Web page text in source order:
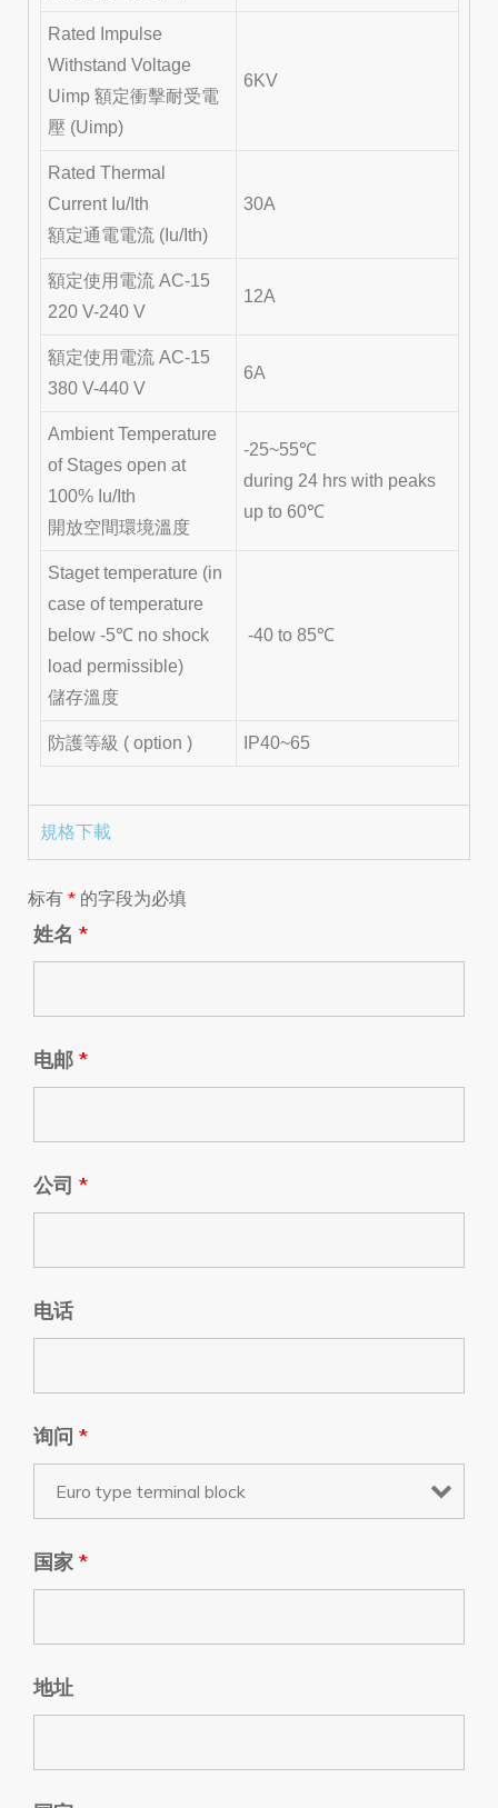
Rated Impulse
Withstand Voltage
Uimp 額定衝擊耐受電
壓 (Uimp)
6KV
Rated Thermal
Current Iu/Ith
額定通電電流 (Iu/Ith)
30A
額定使用電流 AC-15
220 V-240 V
12A
額定使用電流 AC-15
380 V-440 V
6A
Ambient Temperature
of Stages open at
100% Iu/Ith
開放空間環境溫度
-25~55℃
during 24 hrs with peaks
up to 60℃
Staget temperature (in
case of temperature
below -5℃ no shock
load permissible)
儲存溫度
-40 to 85℃
防護等級 ( option ) IP40~65
規格下載
标有 * 的字段为必填
姓名 *
电邮 *
公司 *
电话
询问 *
国家 *
地址